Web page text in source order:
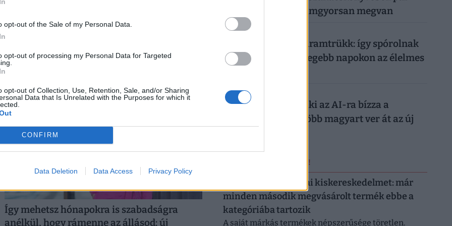
opt-out of the Sale of my Personal Data.
opt-out of processing my Personal Data for Targeted
opt-out of Collection, Use, Retention, Sale, and/or Sharing
Data that Is Unrelated with the Purposes for which it
CONFIRM
Data Deletion Data Access Privacy Policy
tovább, ami a hőségben megy
nyújtanak megfelelő védelmet a nyári hőséggel
szemben, ezért aláírásgyűjtést indítottak a dolgozók
Így mehetsz hónapokra is szabadságra
anélkül, hogy rámenne az állásod: új
száz forintból, villámgyorsan megvan
2026. augusztus 7.
Működik a legális áramtrükk: így spórolnak
tízezreket a legmelegebb napokon az élelmes
2026. augusztus 7.
Nagyon ráfázhat, aki az AI-ra bízza a
nyaralását: egyre több magyart ver át az új
ERRŐL NE MARADJ LE!
Letarolták az európai kiskereskedelmet: már
minden második megvásárolt termék ebbe a
kategóriába tartozik
A saját márkás termékek népszerűsége töretlen.